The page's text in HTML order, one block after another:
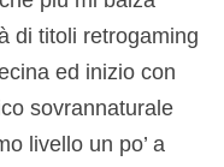
di titoli retrogaming
ed inizio con
sovrannaturale
livello un po’ a